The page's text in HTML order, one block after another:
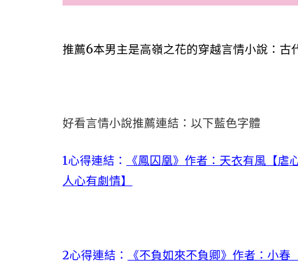
推薦6本男主是高嶺之花的穿越言情小說：
好看言情小說推薦連結：以下藍色字體
1心得連結：
《鳳囚凰》作者：天衣有風【虐
人心有劇情】
2心得連結： 《不負如來不負卿》作者：小春